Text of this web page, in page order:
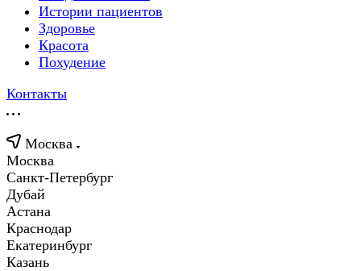
Истории пациентов
Здоровье
Красота
Похудение
Контакты
Москва
Москва
Санкт-Петербург
Дубай
Астана
Краснодар
Екатеринбург
Казань